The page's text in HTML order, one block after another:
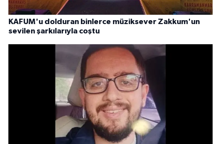
KAFUM'u dolduran binlerce müziksever Zakkum'un
sevilen şarkılarıyla coştu